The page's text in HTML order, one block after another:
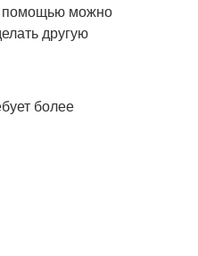
помощью можно
другую
более